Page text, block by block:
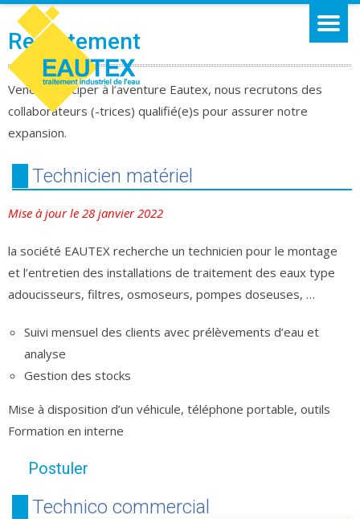
Recrutement
Venez participer à l’aventure Eautex, nous recrutons des
collaborateurs (-trices) qualifié(e)s pour assurer notre
expansion.
Technicien matériel
Mise à jour le 28 janvier 2022
la société EAUTEX recherche un technicien pour le montage
et l’entretien des installations de traitement des eaux type
adoucisseurs, filtres, osmoseurs, pompes doseuses, …
Suivi mensuel des clients avec prélèvements d’eau et
analyse
Gestion des stocks
Mise à disposition d’un véhicule, téléphone portable, outils
Formation en interne
Postuler
Technico commercial